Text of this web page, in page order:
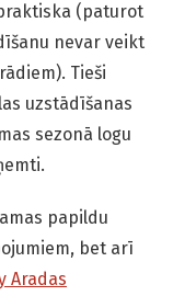
(paturot
nevar veikt
Tieši
uzstādīšanas
sezonā logu
papildu
bet arī
Aradas